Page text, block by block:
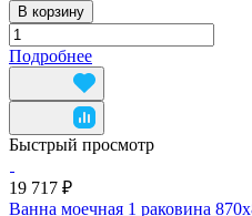
В корзину
Подробнее
Быстрый просмотр
19 717 ₽
Ванна моечная 1 раковина